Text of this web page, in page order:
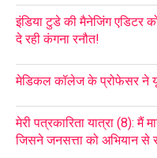
इंडिया टुडे की मैनेजिंग एडिटर
दे रही कंगना रनौत!
मेडिकल कॉलेज के प्रोफेसर ने
मेरी पत्रकारिता यात्रा (8): मैं
जिसने जनसत्ता को अभियान से